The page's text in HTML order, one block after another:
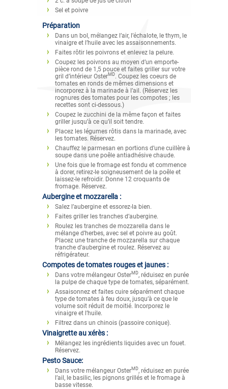
Sel et poivre
Préparation
Dans un bol, mélangez l’air, l’échalote, le thym, le
vinaigre et l’huile avec les assaisonnements.
Faites rôtir les poivrons et enlevez la pelure.
Coupez les poivrons au moyen d’un emporte-
pièce rond de 1,5 pouce et faites griller sur votre
gril d’intérieur OsterMD. Coupez les coeurs de
tomates en ronds de mêmes dimensions et
incorporez à la marinade à l’ail. (Réservez les
rognures des tomates pour les compotes ; les
recettes sont ci-dessous.)
Coupez le zucchini de la même façon et faites
griller jusqu’à ce qu’il soit tendre.
Placez les légumes rôtis dans la marinade, avec
les tomates. Réservez.
Chauffez le parmesan en portions d’une cuillère à
soupe dans une poêle antiadhésive chaude.
Une fois que le fromage est fondu et commence
à dorer, retirez-le soigneusement de la poêle et
laissez-le refroidir. Donne 12 croquants de
fromage. Réservez.
Aubergine et mozzarella :
Salez l’aubergine et essorez-la bien.
Faites griller les tranches d’aubergine.
Roulez les tranches de mozzarella dans le
mélange d’herbes, avec sel et poivre au goût.
Placez une tranche de mozzarella sur chaque
tranche d’aubergine et roulez. Réservez au
réfrigérateur.
Compotes de tomates rouges et jaunes :
Dans votre mélangeur OsterMD, réduisez en purée
la pulpe de chaque type de tomates, séparément.
Assaisonnez et faites cuire séparément chaque
type de tomates à feu doux, jusqu’à ce que le
volume soit réduit de moitié. Incorporez le
vinaigre et l’huile.
Filtrez dans un chinois (passoire conique).
Vinaigrette au xérès :
Mélangez les ingrédients liquides avec un fouet.
Réservez.
Pesto Sauce:
Dans votre mélangeur OsterMD, réduisez en purée
l’ail, le basilic, les pignons grillés et le fromage à
basse vitesse.